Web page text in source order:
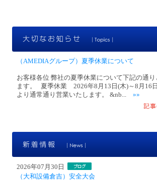
（AMEDIAグループ）夏季休業について
お客様各位 弊社の夏季休業について下記の通り
ます。 夏季休業 2026年8月13日(木)～8月16
より通常通り営業いたします。 &nb...»»
2026年07月30日
（大和設備倉吉）安全大会